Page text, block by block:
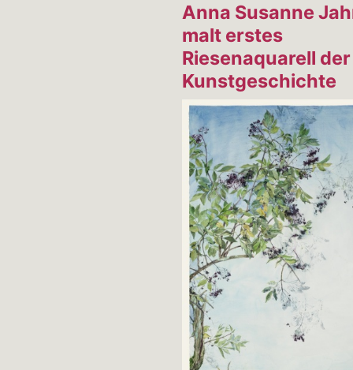
Anna Susanne
malt erstes
Riesenaquarell der
Kunstgeschichte